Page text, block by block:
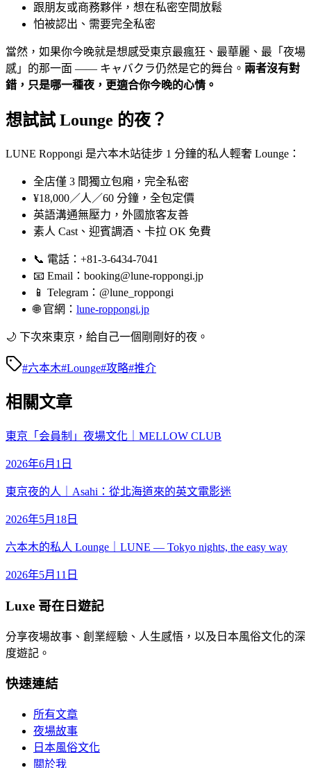
跟朋友或商務夥伴，想在私密空間放鬆
怕被認出、需要完全私密
當然，如果你今晚就是想感受東京最瘋狂、最華麗、最「夜場
感」的那一面 —— キャバクラ仍然是它的舞台。 兩者沒有對
錯，只是哪一種夜，更適合你今晚的心情。
想試試 Lounge 的夜？
LUNE Roppongi 是六本木站徒步 1 分鐘的私人輕奢 Lounge：
全店僅 3 間獨立包廂，完全私密
¥18,000／人／60 分鐘，全包定價
英語溝通無壓力，外國旅客友善
素人 Cast、迎賓調酒、卡拉 OK 免費
📞 電話：+81-3-6434-7041
📧 Email：booking@lune-roppongi.jp
📱 Telegram：@lune_roppongi
🌐 官網： lune-roppongi.jp
🌙 下次來東京，給自己一個剛剛好的夜。
#六本木#Lounge#攻略#推介
相關文章
東京「会員制」夜場文化｜MELLOW CLUB
2026年6月1日
東京夜的人｜Asahi：從北海道來的英文電影迷
2026年5月18日
六本木的私人 Lounge｜LUNE — Tokyo nights, the easy way
2026年5月11日
Luxe 哥在日遊記
分享夜場故事、創業經驗、人生感悟，以及日本風俗文化的深
度遊記。
快速連結
所有文章
夜場故事
日本風俗文化
關於我